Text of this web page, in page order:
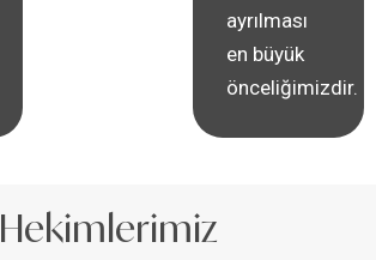
ayrılması
en büyük
önceliğimizdir.
Hekimlerimiz